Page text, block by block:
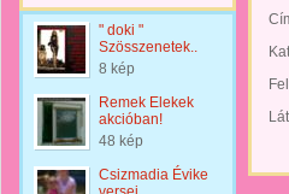
" doki "
Szösszenetek..
8 kép
Remek Elekek
akcióban!
48 kép
Csizmadia Évike